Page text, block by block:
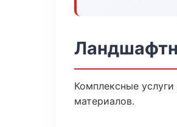
Комплексные
материалов.